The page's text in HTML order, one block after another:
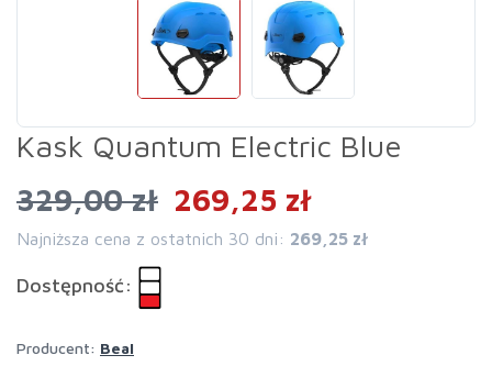
Kask Quantum Electric Blue
329,00 zł 269,25 zł
Najniższa cena z ostatnich 30 dni: 269,25 zł
Dostępność:
Producent: Beal